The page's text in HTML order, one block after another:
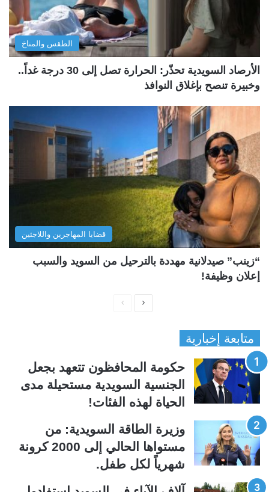
الطقس والمناخ
الأرصاد السويدية تحذّر: الحرارة تصل إلى 30 درجة غداً..
وخبيرة تنصح بإغلاق النوافذ
قضايا المهاجرين واللاجئين
“زينب” صيدلانية مهددة بالترحيل من السويد والسبب
إعلان وظيفة!
ح
ة
ا
ا
ب
ح
ا
ل
ي
متابعة إخبارية
حكومة المحافظون تتعهد بجعل
الجنسية السويدية مستحيلة مدى
الحياة لهذه الفئات!
وزيرة الطاقة السويدية: من
مستواها الحالي إلى 2000 كرونة
شهرياً لكل طفل.